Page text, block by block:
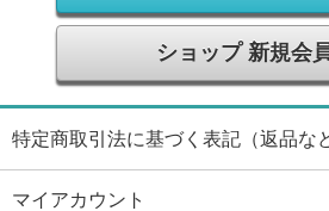
ショップ 新規会
特定商取引法に基づく表記（返品な
マイアカウント